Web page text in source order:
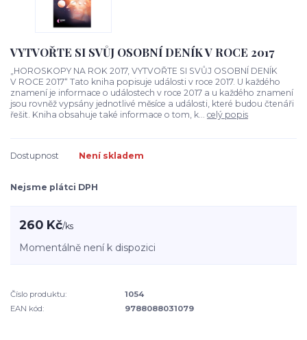
VYTVOŘTE SI SVŮJ OSOBNÍ DENÍK V ROCE 2017
„HOROSKOPY NA ROK 2017, VYTVOŘTE SI SVŮJ OSOBNÍ DENÍK
V ROCE 2017“ Tato kniha popisuje události v roce 2017. U každého
znamení je informace o událostech v roce 2017 a u každého znamení
jsou rovněž vypsány jednotlivé měsíce a události, které budou čtenáři
řešit. Kniha obsahuje také informace o tom, k... celý popis
Dostupnost Není skladem
Nejsme plátci DPH
260 Kč/ks
Momentálně není k dispozici
Číslo produktu:
1054
EAN kód:
9788088031079